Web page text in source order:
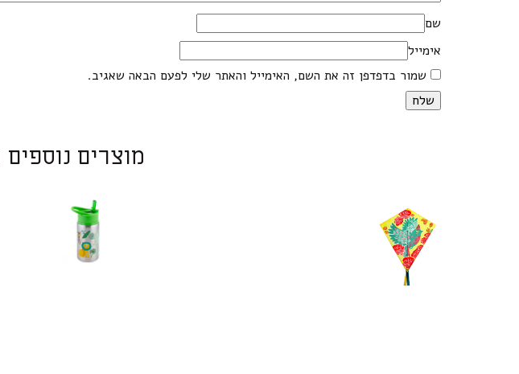
שם
אימייל
שמור בדפדפן זה את השם, האימייל והאתר שלי לפעם הבאה שאגיב.
מוצרים נוספים